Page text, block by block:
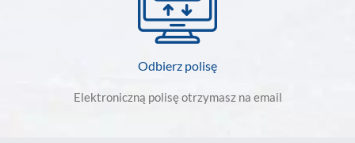
Odbierz polisę
Elektroniczną polisę otrzymasz na email